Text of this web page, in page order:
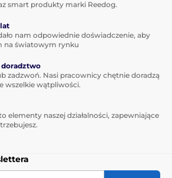
smart produkty marki Reedog.
nam odpowiednie doświadczenie, aby
na światowym rynku
zadzwoń. Nasi pracownicy chętnie doradzą
wszelkie wątpliwości.
elementy naszej działalności, zapewniające